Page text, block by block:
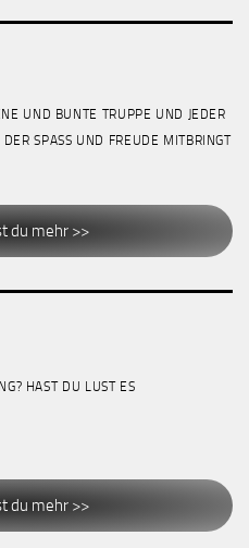
UND BUNTE TRUPPE UND JEDER
SPASS UND FREUDE MITBRINGT
du mehr >>
HAST DU LUST ES
du mehr >>